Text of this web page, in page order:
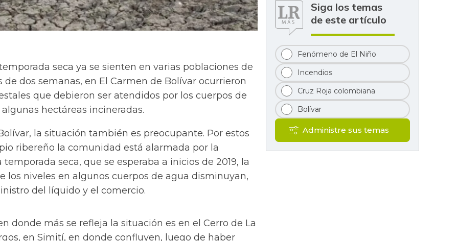
seca ya se sienten en varias poblaciones de
de dos semanas, en El Carmen de Bolívar ocurrieron
que debieron ser atendidos por los cuerpos de
hectáreas incineradas.
la situación también es preocupante. Por estos
ribereño la comunidad está alarmada por la
seca, que se esperaba a inicios de 2019, la
los niveles en algunos cuerpos de agua disminuyan,
del líquido y el comercio.
donde más se refleja la situación es en el Cerro de La
en Simití, en donde confluyen, luego de haber
Siga los temas
de este artículo
Fenómeno de El Niño
Incendios
Cruz Roja colombiana
Bolívar
Administre sus temas